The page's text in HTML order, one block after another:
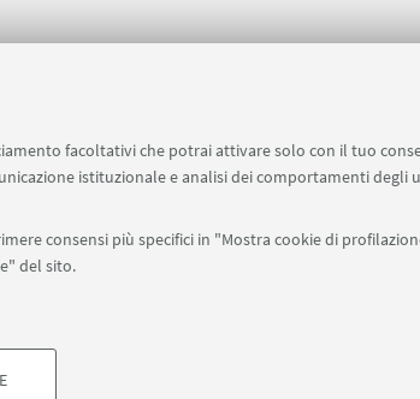
facoltativi che potrai attivare solo con il tuo
istituzionale e analisi dei comportamenti degli
consensi più specifici in "Mostra cookie di
del sito.
- CF: 80007010376